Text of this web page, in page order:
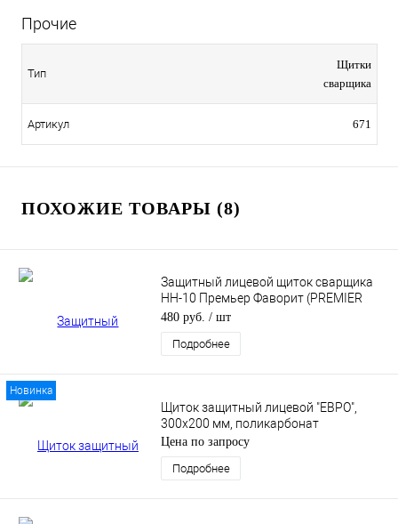
Прочие
Тип
Щитки
сварщика
Артикул 671
ПОХОЖИЕ ТОВАРЫ (8)
Защитный лицевой щиток сварщика
НН-10 Премьер Фаворит (PREMIER
Favori®T) (10)
480 руб. / шт
Подробнее
Новинка
Щиток защитный лицевой "ЕВРО",
300х200 мм, поликарбонат
Цена по запросу
Подробнее